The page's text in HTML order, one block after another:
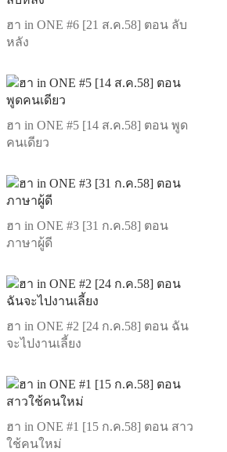
ฮา in ONE #6 [21 ส.ค.58] ตอน ลับ
หลัง
ฮา in ONE #5 [14 ส.ค.58] ตอน พูด
คนเดียว
ฮา in ONE #3 [31 ก.ค.58] ตอน
ภาษาผู้ดี
ฮา in ONE #2 [24 ก.ค.58] ตอน ฉัน
จะไปงานเลี้ยง
ฮา in ONE #1 [15 ก.ค.58] ตอน สาว
ใช้คนใหม่